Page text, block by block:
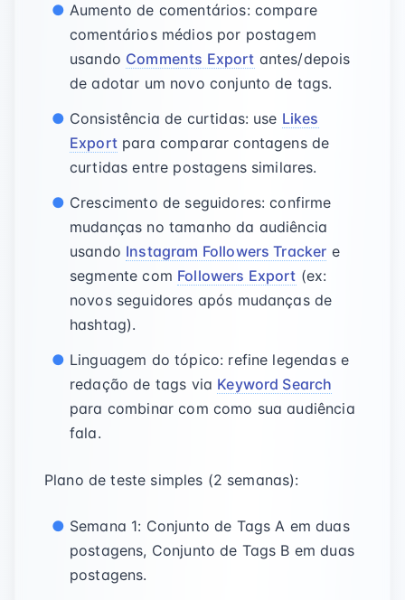
Aumento de comentários: compare
comentários médios por postagem
usando Comments Export antes/depois
de adotar um novo conjunto de tags.
Consistência de curtidas: use Likes
Exportpara comparar contagens de
curtidas entre postagens similares.
Crescimento de seguidores: confirme
mudanças no tamanho da audiência
usando Instagram Followers Tracker e
segmente com Followers Export (ex:
novos seguidores após mudanças de
hashtag).
Linguagem do tópico: refine legendas e
redação de tags via Keyword Search
para combinar com como sua audiência
fala.
Plano de teste simples (2 semanas):
Semana 1: Conjunto de Tags A em duas
postagens, Conjunto de Tags B em duas
postagens.